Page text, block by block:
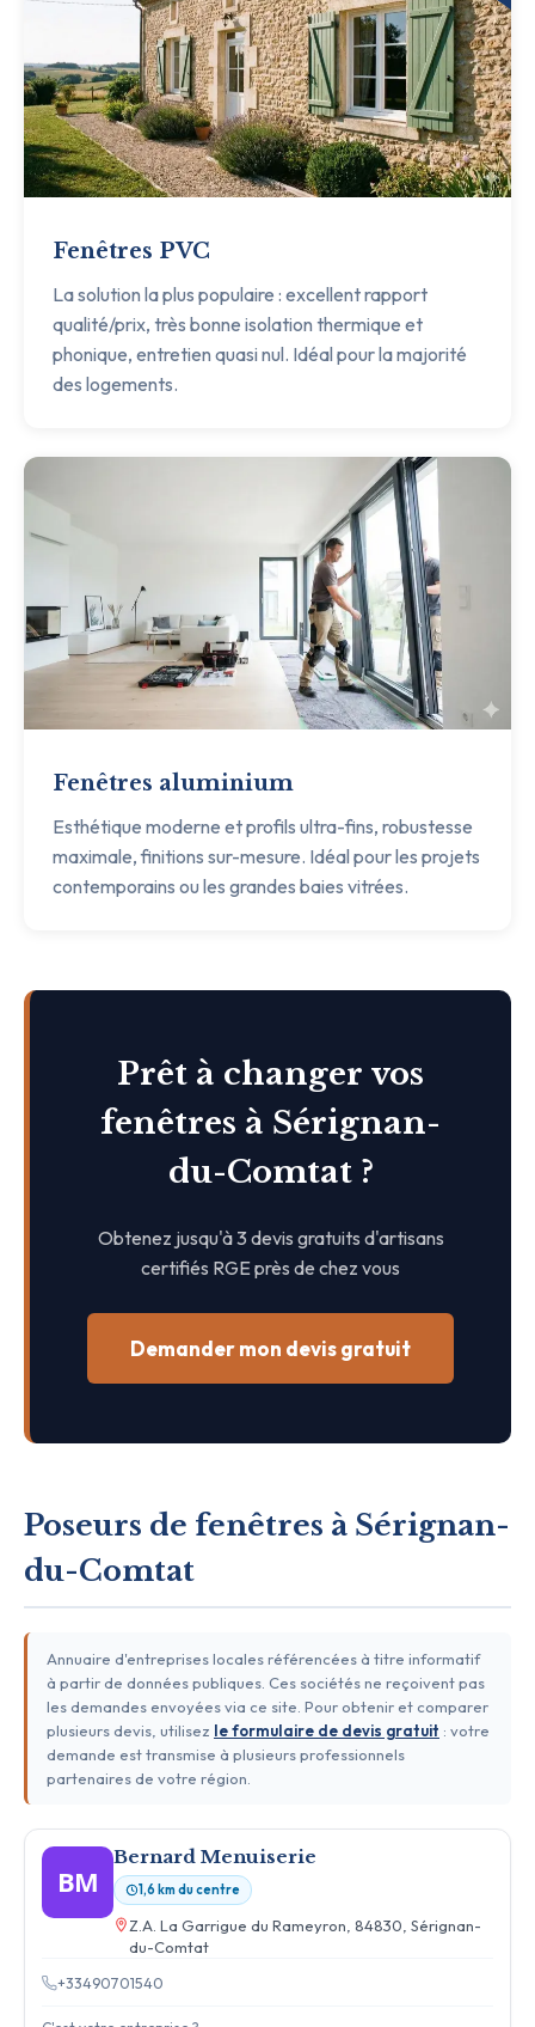
Fenêtres PVC
La solution la plus populaire : excellent rapport
qualité/prix, très bonne isolation thermique et
phonique, entretien quasi nul. Idéal pour la majorité
des logements.
Fenêtres aluminium
Esthétique moderne et profils ultra-fins, robustesse
maximale, finitions sur-mesure. Idéal pour les projets
contemporains ou les grandes baies vitrées.
Prêt à changer vos
fenêtres à Sérignan-
du-Comtat ?
Obtenez jusqu'à 3 devis gratuits d'artisans
certifiés RGE près de chez vous
Demander mon devis gratuit
Poseurs de fenêtres à Sérignan-
du-Comtat
Annuaire d'entreprises locales référencées à titre informatif
à partir de données publiques. Ces sociétés ne reçoivent pas
les demandes envoyées via ce site. Pour obtenir et comparer
plusieurs devis, utilisez le formulaire de devis gratuit : votre
demande est transmise à plusieurs professionnels
partenaires de votre région.
BM
Bernard Menuiserie
1,6 km du centre
Z.A. La Garrigue du Rameyron, 84830, Sérignan-
du-Comtat
+33490701540